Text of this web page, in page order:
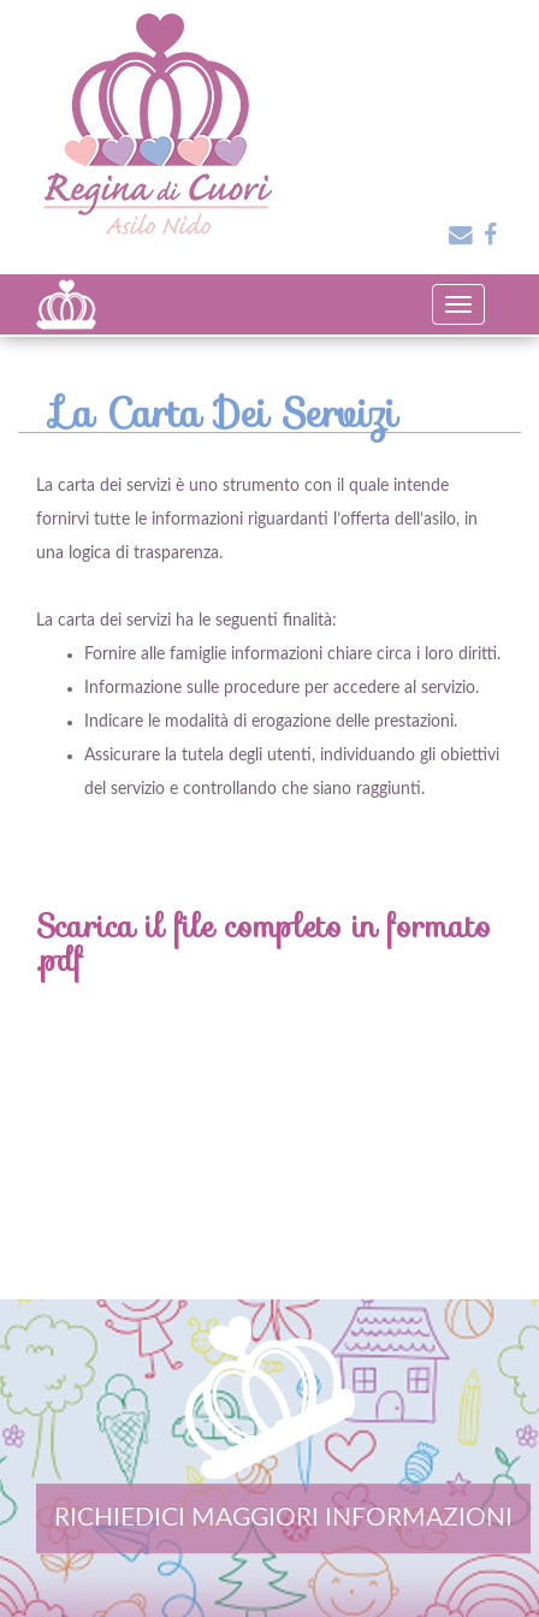
Toggle
navigation
La Carta Dei Servizi
La carta dei servizi è uno strumento con il quale intende
fornirvi tutte le informazioni riguardanti l’offerta dell’asilo, in
una logica di trasparenza.
La carta dei servizi ha le seguenti finalità:
Fornire alle famiglie informazioni chiare circa i loro diritti.
Informazione sulle procedure per accedere al servizio.
Indicare le modalità di erogazione delle prestazioni.
Assicurare la tutela degli utenti, individuando gli obiettivi
del servizio e controllando che siano raggiunti.
Scarica il file completo in formato
.pdf
RICHIEDICI MAGGIORI INFORMAZIONI